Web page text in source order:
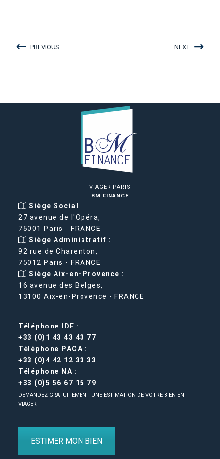
PREVIOUS NEXT
VIAGER PARIS
BM FINANCE
Siège Social :
27 avenue de l'Opéra,
75001 Paris - FRANCE
Siège Administratif :
92 rue de Charenton,
75012 Paris - FRANCE
Siège Aix-en-Provence :
16 avenue des Belges,
13100 Aix-en-Provence - FRANCE
Téléphone IDF :
+33 (0)1 43 43 43 77
Téléphone PACA :
+33 (0)4 42 12 33 33
Téléphone NA :
+33 (0)5 56 67 15 79
DEMANDEZ GRATUITEMENT UNE ESTIMATION DE VOTRE BIEN EN
VIAGER
ESTIMER MON BIEN